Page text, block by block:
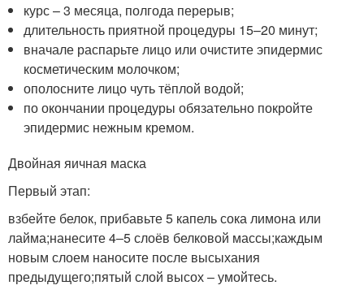
курс – 3 месяца, полгода перерыв;
длительность приятной процедуры 15–20 минут;
вначале распарьте лицо или очистите эпидермис
косметическим молочком;
ополосните лицо чуть тёплой водой;
по окончании процедуры обязательно покройте
эпидермис нежным кремом.
Двойная яичная маска
Первый этап:
взбейте белок, прибавьте 5 капель сока лимона или
лайма;нанесите 4–5 слоёв белковой массы;каждым
новым слоем наносите после высыхания
предыдущего;пятый слой высох – умойтесь.